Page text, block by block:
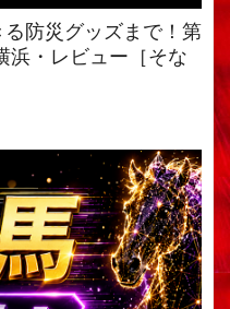
防災グッズまで！第
浜・レビュー［そな